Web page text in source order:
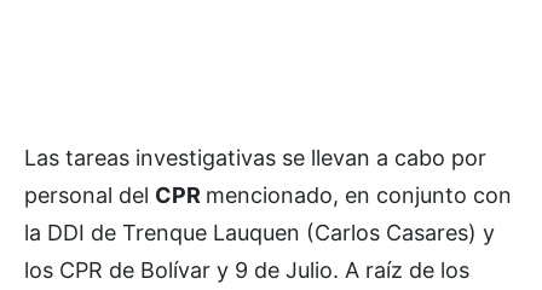
Las tareas investigativas se llevan a cabo por
personal del CPR mencionado, en conjunto con
la DDI de Trenque Lauquen (Carlos Casares) y
los CPR de Bolívar y 9 de Julio. A raíz de los